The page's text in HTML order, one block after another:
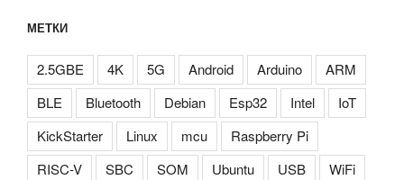
МЕТКИ
2.5GBE 4K 5G Android Arduino
ARM
BLE
Bluetooth Debian Esp32 Intel
IoT
KickStarter
Linux mcu
Raspberry Pi
RISC-V
SBC SOM Ubuntu USB
WiFi